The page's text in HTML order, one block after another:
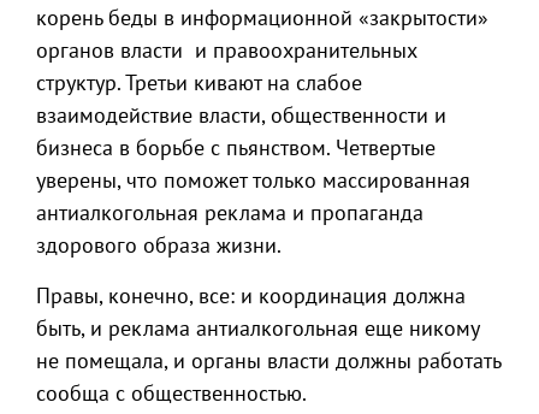
корень беды в информационной «закрытости»
органов власти и правоохранительных
структур. Третьи кивают на слабое
взаимодействие власти, общественности и
бизнеса в борьбе с пьянством. Четвертые
уверены, что поможет только массированная
антиалкогольная реклама и пропаганда
здорового образа жизни.
Правы, конечно, все: и координация должна
быть, и реклама антиалкогольная еще никому
не помещала, и органы власти должны работать
сообща с общественностью.